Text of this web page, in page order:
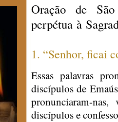
Oração de
perpétua à
1. “Senhor, ficai
Essas palavras
discípulos de
pronunciaram-
discípulos e